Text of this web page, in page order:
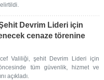
Devrim Lideri için
cenaze törenine
Valiliği, şehit Devrim Lideri için
tüm güvenlik, hizmet ve
açıkladı.